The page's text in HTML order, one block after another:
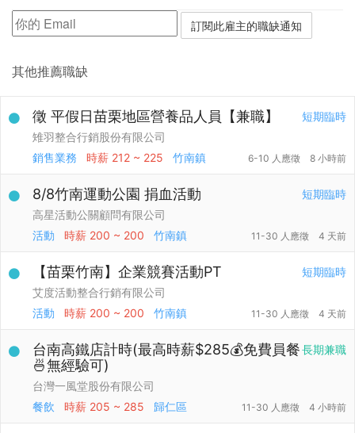
其他推薦職缺
短期臨時
徵 平假日苗栗地區營養品人員【兼職】
雉羽整合行銷股份有限公司
銷售業務
時薪 212 ~ 225 竹南鎮 6-10 人應徵 8 小時前
短期臨時
8/8竹南運動公園 捐血活動
高星活動公關顧問有限公司
活動
時薪 200 ~ 200 竹南鎮 11-30 人應徵 4 天前
短期臨時
【苗栗竹南】企業競賽活動PT
艾度活動整合行銷有限公司
活動
時薪 200 ~ 200 竹南鎮 11-30 人應徵 4 天前
長期兼職
台南高鐵店計時(最高時薪$285💰免費員餐
🍜無經驗可)
台灣一風堂股份有限公司
餐飲
時薪 205 ~ 285 歸仁區 11-30 人應徵 4 小時前